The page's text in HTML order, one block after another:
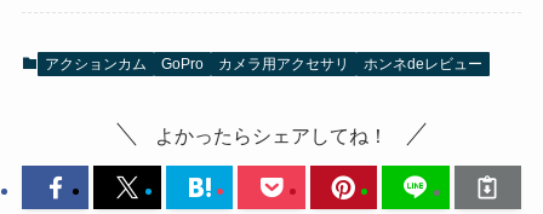
アクションカム GoPro カメラ用アクセサリ ホンネdeレビュー
よかったらシェアしてね！